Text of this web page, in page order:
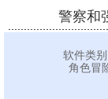
警察和
软件类别
角色冒